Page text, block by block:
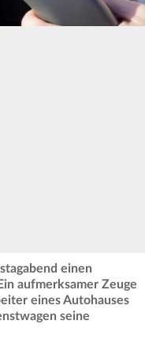
einen
aufmerksamer Zeuge
eines Autohauses
seine